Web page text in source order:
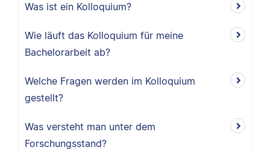
Was ist ein Kolloquium?
Wie läuft das Kolloquium für meine
Bachelorarbeit ab?
Welche Fragen werden im Kolloquium
gestellt?
Was versteht man unter dem
Forschungsstand?